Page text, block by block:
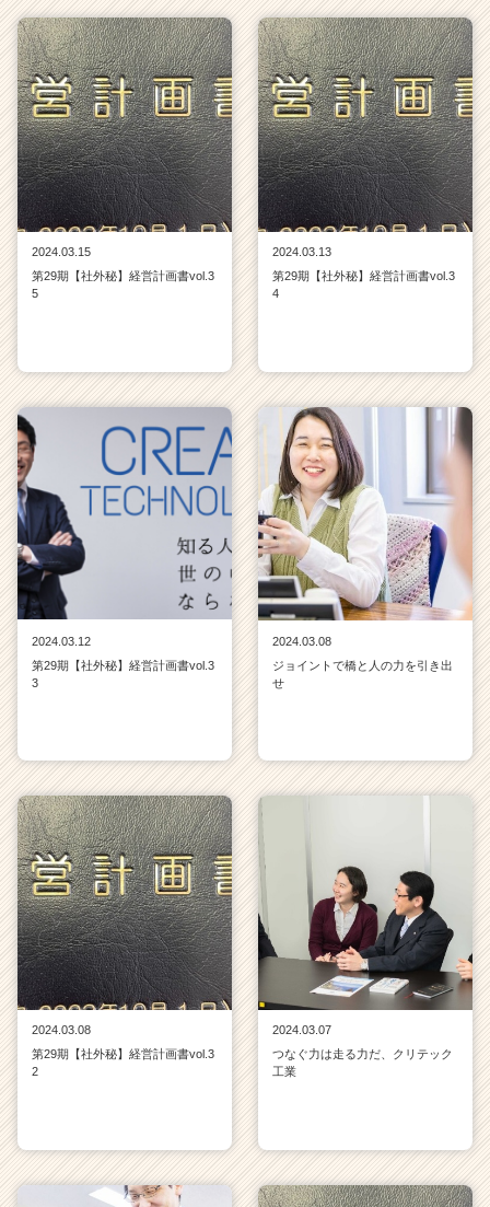
ト
が
届
く
就
活
サ
イ
ト
チ
ャ
h
e
e
r
C
a
e
e
r）
2024.03.15
第29期【社外秘】経営計画書vol.3
5
2024.03.13
第29期【社外秘】経営計画書vol.3
4
2024.03.12
第29期【社外秘】経営計画書vol.3
3
2024.03.08
ジョイントで橋と人の力を引き出
せ
2024.03.08
第29期【社外秘】経営計画書vol.3
2
2024.03.07
つなぐ力は走る力だ、クリテック
工業